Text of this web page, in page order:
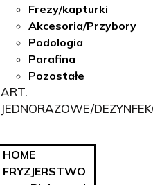
Frezy/kapturki
Akcesoria/Przybory
Podologia
Parafina
Pozostałe
ART.
JEDNORAZOWE/
HOME
FRYZJERSTWO